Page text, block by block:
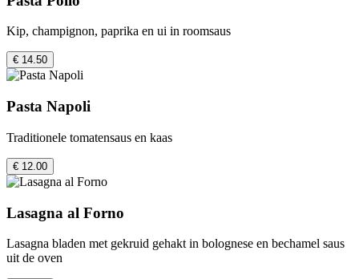
Kip, champignon, paprika en ui in roomsaus
€ 14.50
Pasta Napoli
Traditionele tomatensaus en kaas
€ 12.00
Lasagna al Forno
Lasagna bladen met gekruid gehakt in bolognese en bechamel saus
uit de oven